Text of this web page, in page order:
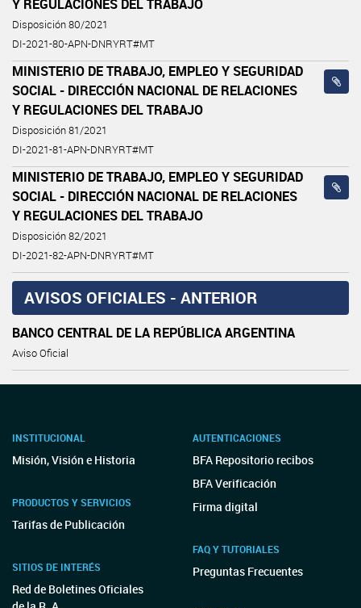
Y REGULACIONES DEL TRABAJO
Disposición 80/2021
DI-2021-80-APN-DNRYRT#MT
MINISTERIO DE TRABAJO, EMPLEO Y SEGURIDAD
SOCIAL - DIRECCIÓN NACIONAL DE RELACIONES
Y REGULACIONES DEL TRABAJO
Disposición 81/2021
DI-2021-81-APN-DNRYRT#MT
MINISTERIO DE TRABAJO, EMPLEO Y SEGURIDAD
SOCIAL - DIRECCIÓN NACIONAL DE RELACIONES
Y REGULACIONES DEL TRABAJO
Disposición 82/2021
DI-2021-82-APN-DNRYRT#MT
AVISOS OFICIALES - ANTERIOR
BANCO CENTRAL DE LA REPÚBLICA ARGENTINA
Aviso Oficial
INSTITUCIONAL
Misión, Visión e Historia
PRODUCTOS Y SERVICIOS
Tarifas de Publicación
SITIOS DE INTERÉS
Red de Boletines Oficiales
AUTENTICACIONES
BFA Repositorio recibos
BFA Verificación
Firma digital
FAQ Y TUTORIALES
Preguntas Frecuentes